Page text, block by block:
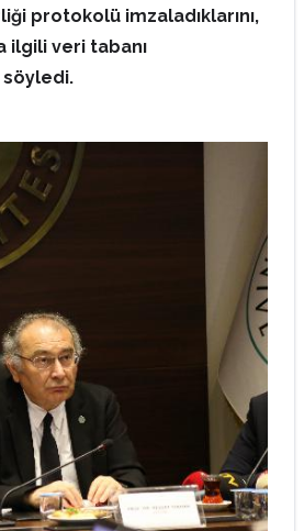
protokolü imzaladıklarını,
ilgili veri tabanı
söyledi.